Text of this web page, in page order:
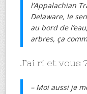
l’Appalachian
Delaware, le
au bord de
arbres, ça
J’ai ri et vous
– Moi aussi je